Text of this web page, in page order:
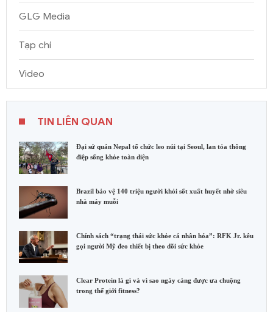
GLG Media
Tạp chí
Video
TIN LIÊN QUAN
Đại sứ quán Nepal tổ chức leo núi tại Seoul, lan tỏa thông
điệp sống khỏe toàn diện
Brazil bảo vệ 140 triệu người khỏi sốt xuất huyết nhờ siêu
nhà máy muỗi
Chính sách “trạng thái sức khỏe cá nhân hóa”: RFK Jr. kêu
gọi người Mỹ đeo thiết bị theo dõi sức khỏe
Clear Protein là gì và vì sao ngày càng được ưa chuộng
trong thế giới fitness?